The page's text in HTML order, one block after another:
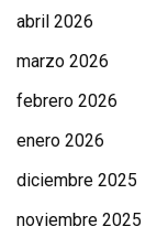
abril 2026
marzo 2026
febrero 2026
enero 2026
diciembre 2025
noviembre 2025